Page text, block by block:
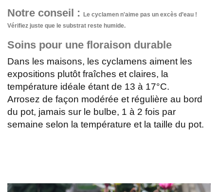
Notre conseil : Le cyclamen n'aime pas un excès d’eau !
Vérifiez juste que le substrat reste humide.
Soins pour une floraison durable
Dans les maisons, les cyclamens aiment les
expositions plutôt fraîches et claires, la
température idéale étant de 13 à 17°C.
Arrosez de façon modérée et régulière au bord
du pot, jamais sur le bulbe, 1 à 2 fois par
semaine selon la température et la taille du pot.